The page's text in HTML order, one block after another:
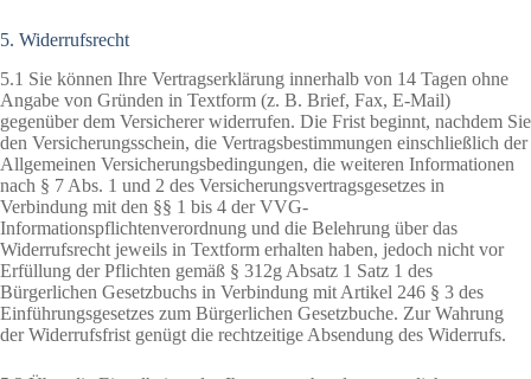
5. Widerrufsrecht
5.1 Sie können Ihre Vertragserklärung innerhalb von 14 Tagen ohne
Angabe von Gründen in Textform (z. B. Brief, Fax, E-Mail)
gegenüber dem Versicherer widerrufen. Die Frist beginnt, nachdem Sie
den Versicherungsschein, die Vertragsbestimmungen einschließlich der
Allgemeinen Versicherungsbedingungen, die weiteren Informationen
nach § 7 Abs. 1 und 2 des Versicherungsvertragsgesetzes in
Verbindung mit den §§ 1 bis 4 der VVG-
Informationspflichtenverordnung und die Belehrung über das
Widerrufsrecht jeweils in Textform erhalten haben, jedoch nicht vor
Erfüllung der Pflichten gemäß § 312g Absatz 1 Satz 1 des
Bürgerlichen Gesetzbuchs in Verbindung mit Artikel 246 § 3 des
Einführungsgesetzes zum Bürgerlichen Gesetzbuche. Zur Wahrung
der Widerrufsfrist genügt die rechtzeitige Absendung des Widerrufs.